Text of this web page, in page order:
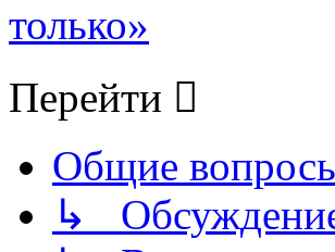
только»
Перейти
Общие
↳ Обсуждение